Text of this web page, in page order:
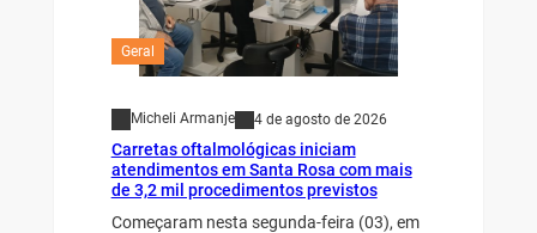
Geral
Micheli Armanje 4 de agosto de 2026
Carretas oftalmológicas iniciam
atendimentos em Santa Rosa com mais
de 3,2 mil procedimentos previstos
Começaram nesta segunda-feira (03), em